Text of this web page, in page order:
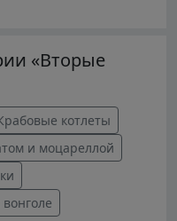
«Вторые
котлеты
и моцареллой
вонголе